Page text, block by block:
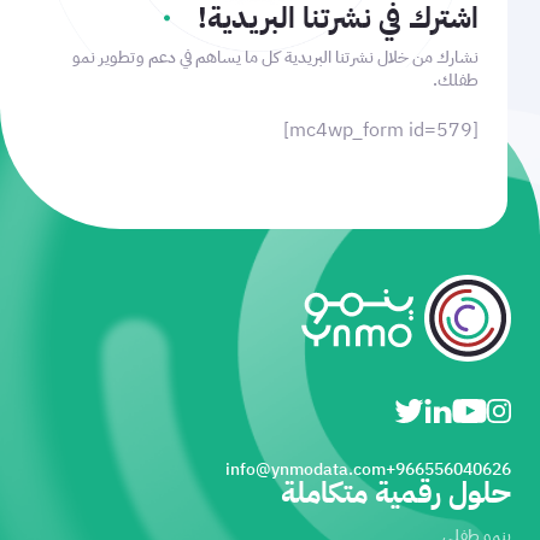
اشترك في نشرتنا البريدية!
نشارك من خلال نشرتنا البريدية كل ما يساهم في دعم وتطوير نمو
طفلك.
[mc4wp_form id=579]
966556040626+
info@ynmodata.com
حلول رقمية متكاملة